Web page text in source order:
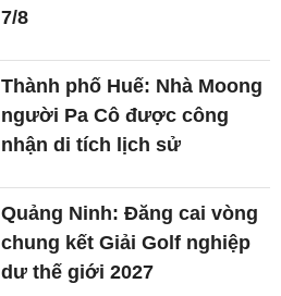
7/8
Thành phố Huế: Nhà Moong
người Pa Cô được công
nhận di tích lịch sử
Quảng Ninh: Đăng cai vòng
chung kết Giải Golf nghiệp
dư thế giới 2027